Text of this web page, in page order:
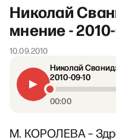
Николай
мнение -
10.09.2010
Николай
2010-09-10
00:00
М. КОРОЛЕВА –